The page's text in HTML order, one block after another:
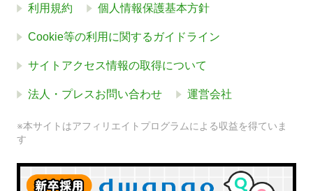
利用規約 個人情報保護基本方針
Cookie等の利用に関するガイドライン
サイトアクセス情報の取得について
法人・プレスお問い合わせ 運営会社
※本サイトはアフィリエイトプログラムによる収益を得ていま
す